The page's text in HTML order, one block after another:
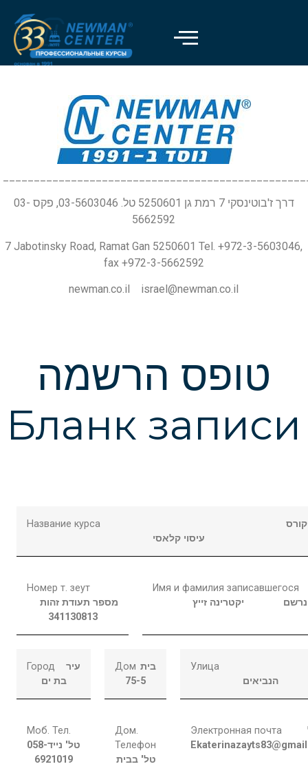
דרך ז'בוטינסקי 7 רמת גן 5250601 טל. 03-5603046, פקס 03-
5662592
7 Jabotinsky Road, Ramat Gan 5250601 Tel. +972-3-5603046,
fax +972-3-5662592
newman.co.il israel@newman.co.il
טופס הרשמה
Бланк записи
Название курса
עיסוי קלאסי
Номер т. зеут
מספר תעודת זהות
341130813
Имя и фамилия записавшегося
יקטרינה זייץ
Город
עיר
בת ים
Дом בית
75-5
Улица
הנביאים
Моб. Тел.
טל' נייד058-
6921019
Дом.
Телефон
טל' בבית
Электронная почта